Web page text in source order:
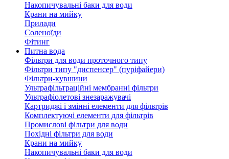
Накопичувальні баки для води
Крани на мийку
Прилади
Соленоїди
Фітинг
Питна вода
Фільтри для води проточного типу
Фільтри типу "диспенсер" (пуріфайери)
Фільтри-кувшини
Ультрафільтраційні мембранні фільтри
Ультрафіолетові знезаражувачі
Картриджі і змінні елементи для фільтрів
Комплектуючі елементи для фільтрів
Промислові фільтри для води
Похідні фільтри для води
Крани на мийку
Накопичувальні баки для води